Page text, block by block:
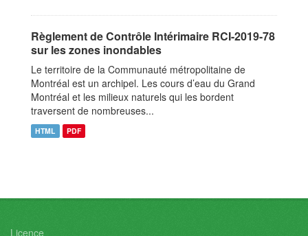
Règlement de Contrôle Intérimaire RCI-2019-78
sur les zones inondables
Le territoire de la Communauté métropolitaine de
Montréal est un archipel. Les cours d’eau du Grand
Montréal et les milieux naturels qui les bordent
traversent de nombreuses...
HTML PDF
Licence